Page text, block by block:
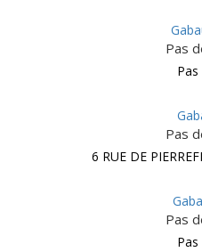
Pas
Pas
6 RUE DE
Pas